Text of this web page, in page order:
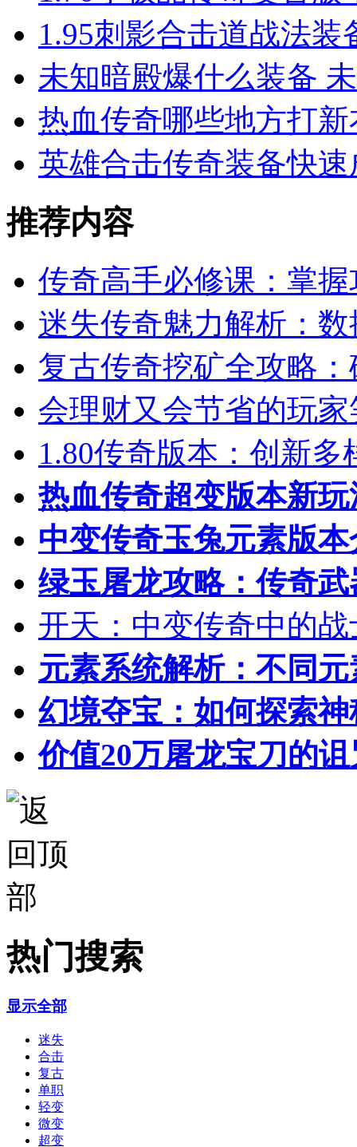
1.95刺影合击道战法
未知暗殿爆什么装备
热血传奇哪些地方打
英雄合击传奇装备快
推荐内容
传奇高手必修课：掌
迷失传奇魅力解析：
复古传奇挖矿全攻略
会理财又会节省的玩
1.80传奇版本：创新多
热血传奇超变版本新
中变传奇玉兔元素版
绿玉屠龙攻略：传奇
开天：中变传奇中的
元素系统解析：不同
幻境夺宝：如何探索
价值20万屠龙宝刀的
热门搜索
显示全部
迷失
合击
复古
单职
轻变
微变
超变